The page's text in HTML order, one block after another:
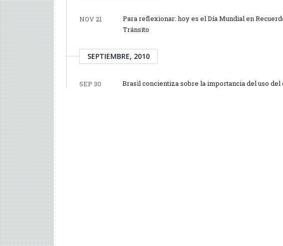
NOV 21
Para reflexionar: hoy es el Día Mundial en
Tránsito
SEPTIEMBRE, 2010
SEP 30 Brasil concientiza sobre la importancia del uso del